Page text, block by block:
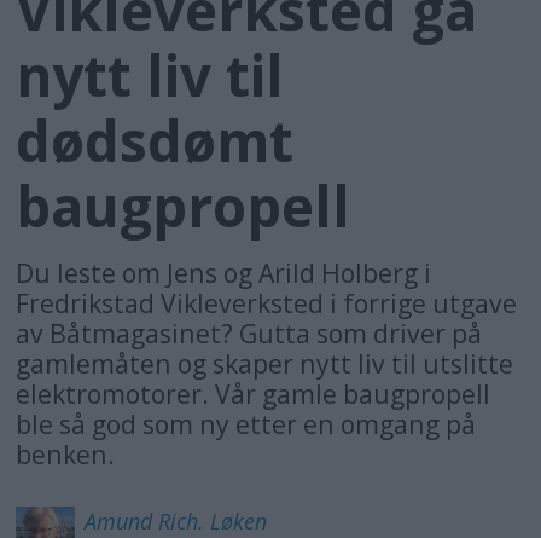
nytt liv til
dødsdømt
baugpropell
Du leste om Jens og Arild Holberg i
Fredrikstad Vikleverksted i forrige utgave
av Båtmagasinet? Gutta som driver på
gamlemåten og skaper nytt liv til utslitte
elektromotorer. Vår gamle baugpropell
ble så god som ny etter en omgang på
benken.
Amund Rich. Løken